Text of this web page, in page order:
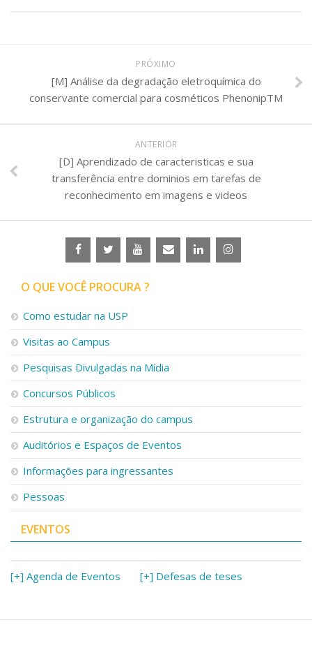
PRÓXIMO
[M] Análise da degradação eletroquímica do
conservante comercial para cosméticos PhenonipTM
ANTERIOR
[D] Aprendizado de caracteristicas e sua
transferência entre dominios em tarefas de
reconhecimento em imagens e videos
O QUE VOCÊ PROCURA ?
Como estudar na USP
Visitas ao Campus
Pesquisas Divulgadas na Mídia
Concursos Públicos
Estrutura e organização do campus
Auditórios e Espaços de Eventos
Informações para ingressantes
Pessoas
EVENTOS
[+] Agenda de Eventos [+] Defesas de teses